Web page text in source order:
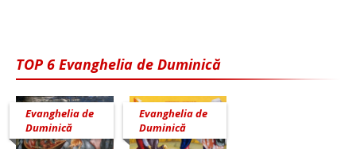
TOP 6 Evanghelia de Duminică
Evanghelia de
Duminică
Evanghelia de
Duminică